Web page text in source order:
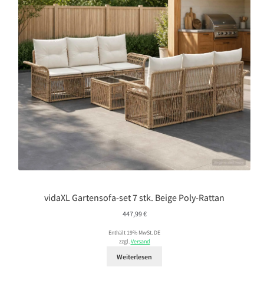
vidaXL Gartensofa-set 7 stk. Beige Poly-Rattan
447,99€
Enthält 19% MwSt. DE
zzgl.Versand
Weiterlesen